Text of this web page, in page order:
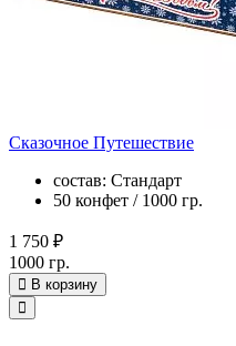
Сказочное Путешествие
состав: Стандарт
50 конфет / 1000 гр.
1 750 ₽
1000 гр.
В корзину